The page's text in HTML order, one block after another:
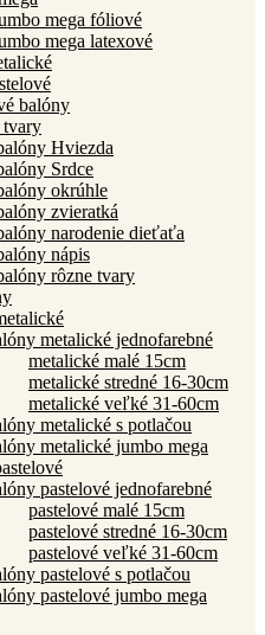
mega fóliové
mega latexové
balóny
Hviezda
Srdce
okrúhle
zvieratká
narodenie dieťaťa
nápis
rôzne tvary
metalické jednofarebné
metalické malé 15cm
metalické stredné 16-30cm
metalické veľké 31-60cm
metalické s potlačou
metalické jumbo mega
pastelové jednofarebné
pastelové malé 15cm
pastelové stredné 16-30cm
pastelové veľké 31-60cm
pastelové s potlačou
pastelové jumbo mega